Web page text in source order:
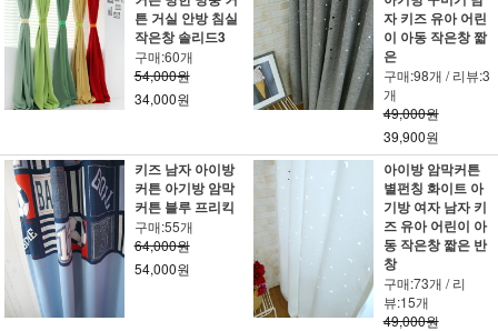
튼 거실 안방 침실
작은창 솔리드3
구매:60개
54,000원
34,000원
자 키즈 유아 어린
이 아동 작은창 짧
은
구매:98개 / 리뷰:3
개
49,000원
39,900원
키즈 남자 아이방
커튼 아기방 암막
커튼 블루 프리킥
구매:55개
64,000원
54,000원
아이방 암막커튼
별펀칭 화이트 아
기방 여자 남자 키
즈 유아 어린이 아
동 작은창 짧은 반
창
구매:73개 / 리
뷰:15개
49,000원